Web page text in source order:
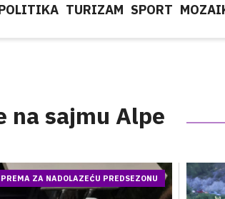
TURIZAM SPORT
na sajmu Alpe
ZA NADOLAZEĆU PREDSEZONU